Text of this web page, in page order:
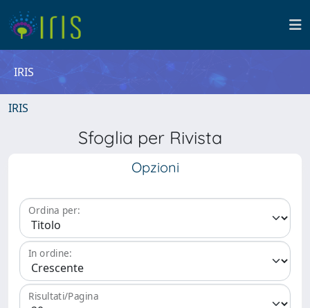
IRIS
IRIS
Sfoglia per Rivista
Opzioni
Ordina per:
In ordine:
Risultati/Pagina